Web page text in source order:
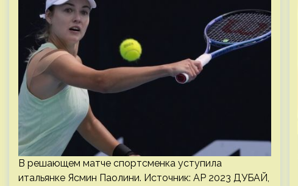
В решающем матче спортсменка уступила
итальянке Ясмин Паолини. Источник: AP 2023 ДУБАЙ,